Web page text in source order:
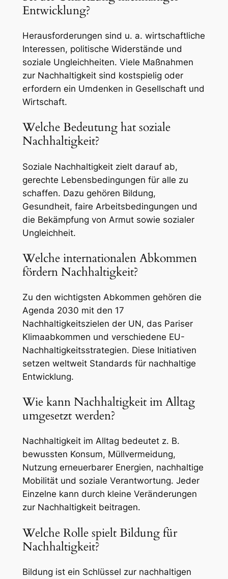
Entwicklung?
Herausforderungen sind u. a. wirtschaftliche
Interessen, politische Widerstände und
soziale Ungleichheiten. Viele Maßnahmen
zur Nachhaltigkeit sind kostspielig oder
erfordern ein Umdenken in Gesellschaft und
Wirtschaft.
Welche Bedeutung hat soziale
Nachhaltigkeit?
Soziale Nachhaltigkeit zielt darauf ab,
gerechte Lebensbedingungen für alle zu
schaffen. Dazu gehören Bildung,
Gesundheit, faire Arbeitsbedingungen und
die Bekämpfung von Armut sowie sozialer
Ungleichheit.
Welche internationalen Abkommen
fördern Nachhaltigkeit?
Zu den wichtigsten Abkommen gehören die
Agenda 2030 mit den 17
Nachhaltigkeitszielen der UN, das Pariser
Klimaabkommen und verschiedene EU-
Nachhaltigkeitsstrategien. Diese Initiativen
setzen weltweit Standards für nachhaltige
Entwicklung.
Wie kann Nachhaltigkeit im Alltag
umgesetzt werden?
Nachhaltigkeit im Alltag bedeutet z. B.
bewussten Konsum, Müllvermeidung,
Nutzung erneuerbarer Energien, nachhaltige
Mobilität und soziale Verantwortung. Jeder
Einzelne kann durch kleine Veränderungen
zur Nachhaltigkeit beitragen.
Welche Rolle spielt Bildung für
Nachhaltigkeit?
Bildung ist ein Schlüssel zur nachhaltigen